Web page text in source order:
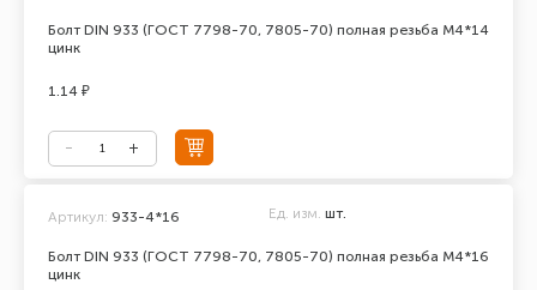
Болт DIN 933 (ГОСТ 7798-70, 7805-70) полная резьба М4*14
цинк
1.14 ₽
Болт DIN 933 (ГОСТ 7798-70, 7805-70) полная резьба М4*16
цинк
Артикул: 933-4*16 Ед. изм. шт.